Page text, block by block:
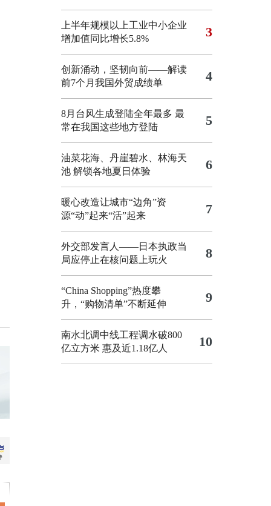
上半年规模以上工业中小企业
增加值同比增长5.8%
3
创新涌动，坚韧向前——解读
前7个月我国外贸成绩单
4
8月台风生成登陆全年最多 最
常在我国这些地方登陆
5
油菜花海、丹崖碧水、林海天
池 解锁各地夏日体验
6
暖心改造让城市“边角”资
源“动”起来“活”起来
7
外交部发言人——日本执政当
局应停止在核问题上玩火
8
“China Shopping”热度攀
升，“购物清单”不断延伸
9
南水北调中线工程调水破800
亿立方米 惠及近1.18亿人
10